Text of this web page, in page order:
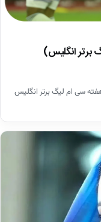
سی ام لیگ برتر انگلیس